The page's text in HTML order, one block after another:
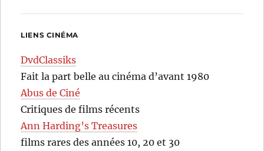
LIENS CINÉMA
DvdClassiks
Fait la part belle au cinéma d’avant 1980
Abus de Ciné
Critiques de films récents
Ann Harding’s Treasures
films rares des années 10, 20 et 30